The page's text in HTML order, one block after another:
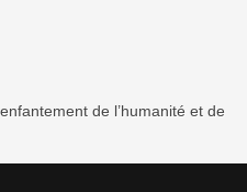
de l’humanité et de